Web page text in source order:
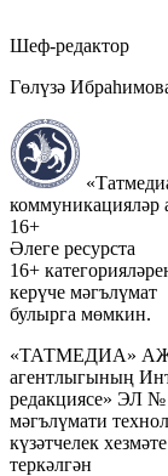
Шеф-редактор
Гөлүзә
коммуникацияләр
16+
Әлеге ресурста
16+
керүче мәгълүмат
булырга мөмкин.
«ТАТМЕДИА» АҖ
агентлыгының
редакциясе» ЭЛ №
мәгълүмати
күзәтчелек
теркәлгән